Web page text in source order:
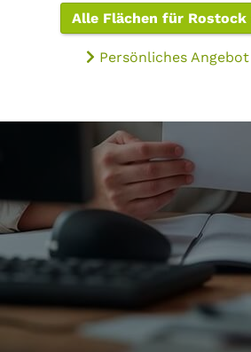
Alle Flächen für Rostock
Persönliches